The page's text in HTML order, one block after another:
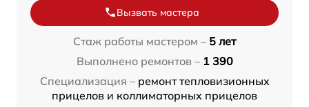
Вызвать мастера
Стаж работы мастером – 5 лет
Выполнено ремонтов – 1 390
Специализация – ремонт тепловизионных
прицелов и коллиматорных прицелов